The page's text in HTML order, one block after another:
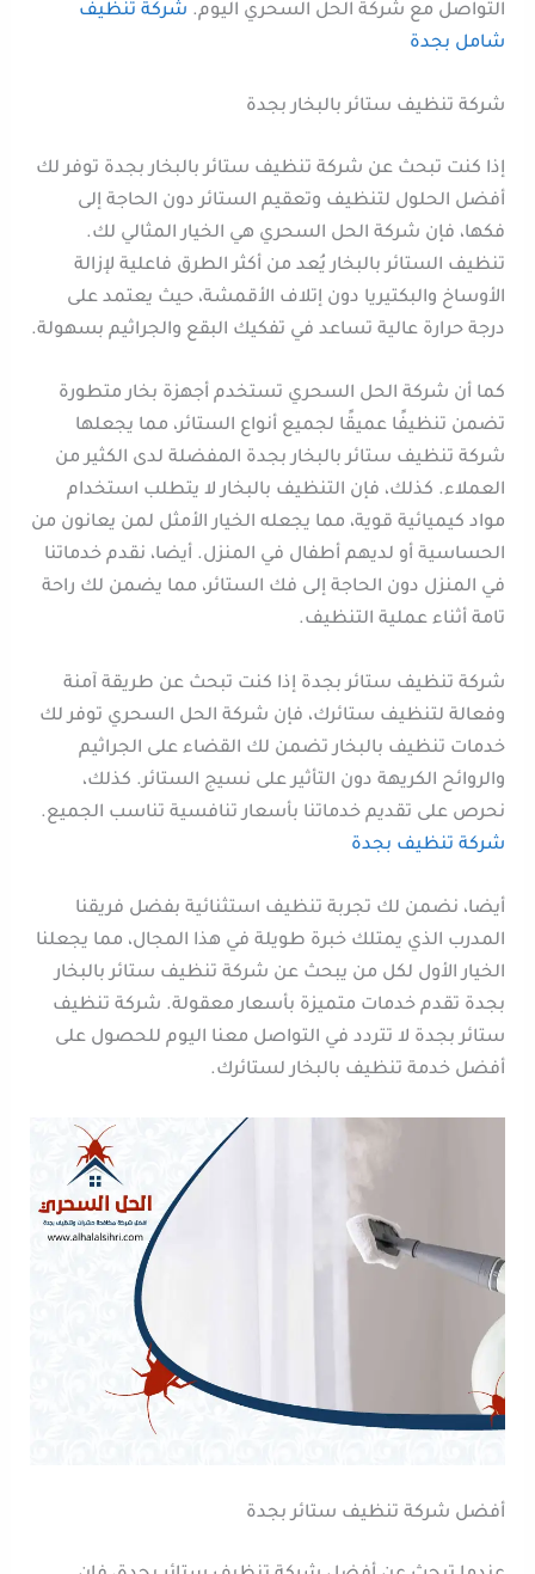
التواصل مع شركة الحل السحري اليوم. شركة تنظيف
شامل بجدة
شركة تنظيف ستائر بالبخار بجدة
إذا كنت تبحث عن شركة تنظيف ستائر بالبخار بجدة توفر لك
أفضل الحلول لتنظيف وتعقيم الستائر دون الحاجة إلى
فكها، فإن شركة الحل السحري هي الخيار المثالي لك.
تنظيف الستائر بالبخار يُعد من أكثر الطرق فاعلية لإزالة
الأوساخ والبكتيريا دون إتلاف الأقمشة، حيث يعتمد على
درجة حرارة عالية تساعد في تفكيك البقع والجراثيم بسهولة.
كما أن شركة الحل السحري تستخدم أجهزة بخار متطورة
تضمن تنظيفًا عميقًا لجميع أنواع الستائر، مما يجعلها
شركة تنظيف ستائر بالبخار بجدة المفضلة لدى الكثير من
العملاء. كذلك، فإن التنظيف بالبخار لا يتطلب استخدام
مواد كيميائية قوية، مما يجعله الخيار الأمثل لمن يعانون من
الحساسية أو لديهم أطفال في المنزل. أيضا، نقدم خدماتنا
في المنزل دون الحاجة إلى فك الستائر، مما يضمن لك راحة
تامة أثناء عملية التنظيف.
شركة تنظيف ستائر بجدة إذا كنت تبحث عن طريقة آمنة
وفعالة لتنظيف ستائرك، فإن شركة الحل السحري توفر لك
خدمات تنظيف بالبخار تضمن لك القضاء على الجراثيم
والروائح الكريهة دون التأثير على نسيج الستائر. كذلك،
نحرص على تقديم خدماتنا بأسعار تنافسية تناسب الجميع.
شركة تنظيف بجدة
أيضا، نضمن لك تجربة تنظيف استثنائية بفضل فريقنا
المدرب الذي يمتلك خبرة طويلة في هذا المجال، مما يجعلنا
الخيار الأول لكل من يبحث عن شركة تنظيف ستائر بالبخار
بجدة تقدم خدمات متميزة بأسعار معقولة. شركة تنظيف
ستائر بجدة لا تتردد في التواصل معنا اليوم للحصول على
أفضل خدمة تنظيف بالبخار لستائرك.
أفضل شركة تنظيف ستائر بجدة